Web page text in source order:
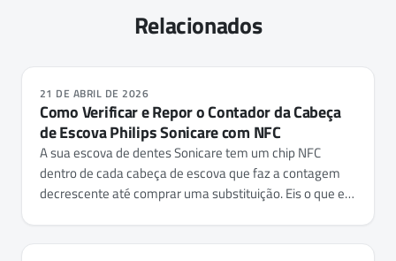
Relacionados
21 DE ABRIL DE 2026
Como Verificar e Repor o Contador da Cabeça
de Escova Philips Sonicare com NFC
A sua escova de dentes Sonicare tem um chip NFC
dentro de cada cabeça de escova que faz a contagem
decrescente até comprar uma substituição. Eis o que ele